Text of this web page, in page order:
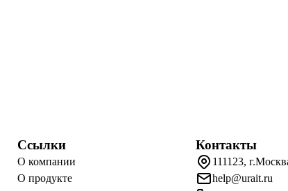
Ссылки
О компании
О продукте
Контакты
111123,
help@urait.ru